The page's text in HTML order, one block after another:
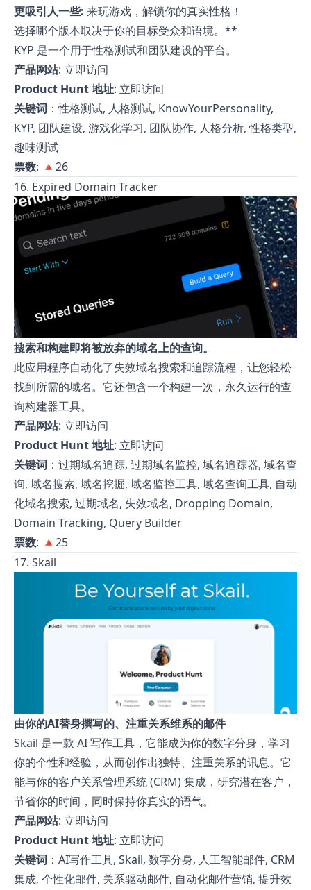
更吸引人一些: 来玩游戏，解锁你的真实性格！
选择哪个版本取决于你的目标受众和语境。**
KYP 是一个用于性格测试和团队建设的平台。
产品网站: 立即访问
Product Hunt 地址: 立即访问
关键词 ：性格测试, 人格测试, KnowYourPersonality,
KYP, 团队建设, 游戏化学习, 团队协作, 人格分析, 性格类型,
趣味测试
票数: 🔺26
16. Expired Domain Tracker
搜索和构建即将被放弃的域名上的查询。
此应用程序自动化了失效域名搜索和追踪流程，让您轻松
找到所需的域名。它还包含一个构建一次，永久运行的查
询构建器工具。
产品网站: 立即访问
Product Hunt 地址: 立即访问
关键词 ：过期域名追踪, 过期域名监控, 域名追踪器, 域名查
询, 域名搜索, 域名挖掘, 域名监控工具, 域名查询工具, 自动
化域名搜索, 过期域名, 失效域名, Dropping Domain,
Domain Tracking, Query Builder
票数: 🔺25
17. Skail
由你的AI替身撰写的、注重关系维系的邮件
Skail 是一款 AI 写作工具，它能成为你的数字分身，学习
你的个性和经验，从而创作出独特、注重关系的讯息。它
能与你的客户关系管理系统 (CRM) 集成，研究潜在客户，
节省你的时间，同时保持你真实的语气。
产品网站: 立即访问
Product Hunt 地址: 立即访问
关键词 ：AI写作工具, Skail, 数字分身, 人工智能邮件, CRM
集成, 个性化邮件, 关系驱动邮件, 自动化邮件营销, 提升效